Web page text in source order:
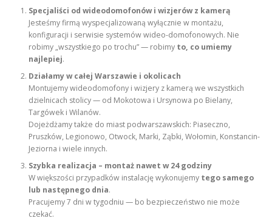
Specjaliści od wideodomofonów i wizjerów z kamerą
Jesteśmy firmą wyspecjalizowaną wyłącznie w montażu,
konfiguracji i serwisie systemów wideo-domofonowych. Nie
robimy „wszystkiego po trochu” — robimy to, co umiemy
najlepiej.
Działamy w całej Warszawie i okolicach
Montujemy wideodomofony i wizjery z kamerą we wszystkich
dzielnicach stolicy — od Mokotowa i Ursynowa po Bielany,
Targówek i Wilanów.
Dojeżdżamy także do miast podwarszawskich: Piaseczno,
Pruszków, Legionowo, Otwock, Marki, Ząbki, Wołomin, Konstancin-
Jeziorna i wiele innych.
Szybka realizacja – montaż nawet w 24 godziny
W większości przypadków instalację wykonujemy tego samego
lub następnego dnia.
Pracujemy 7 dni w tygodniu — bo bezpieczeństwo nie może
czekać.